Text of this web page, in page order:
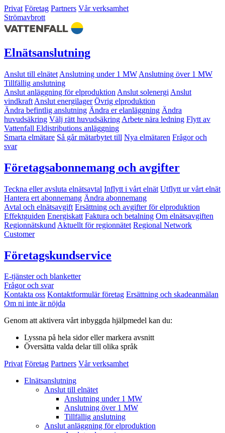
Privat Företag Partners Vår verksamhet
Strömavbrott
Elnätsanslutning
Anslut till elnätet Anslutning under 1 MW Anslutning över 1 MW
Tillfällig anslutning
Anslut anläggning för elproduktion Anslut solenergi Anslut
vindkraft Anslut energilager Övrig elproduktion
Ändra befintlig anslutning Ändra er elanläggning Ändra
huvudsäkring Välj rätt huvudsäkring Arbete nära ledning Flytt av
Vattenfall Eldistributions anläggning
Smarta elmätare Så går mätarbytet till Nya elmätaren Frågor och
svar
Företagsabonnemang och avgifter
Teckna eller avsluta elnätsavtal Inflytt i vårt elnät Utflytt ur vårt elnät
Hantera ert abonnemang Ändra abonnemang
Avtal och elnätsavgift Ersättning och avgifter för elproduktion
Effektguiden Energiskatt Faktura och betalning Om elnätsavgiften
Regionnätskund Aktuellt för regionnätet Regional Network
Customer
Företagskundservice
E-tjänster och blanketter
Frågor och svar
Kontakta oss Kontaktformulär företag Ersättning och skadeanmälan
Om ni inte är nöjda
Genom att aktivera vårt inbyggda hjälpmedel kan du:
Lyssna på hela sidor eller markera avsnitt
Översätta valda delar till olika språk
Privat Företag Partners Vår verksamhet
Elnätsanslutning
Anslut till elnätet
Anslutning under 1 MW
Anslutning över 1 MW
Tillfällig anslutning
Anslut anläggning för elproduktion